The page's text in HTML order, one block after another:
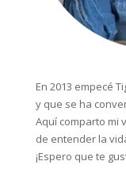
En 2013 empecé
y que se ha
Aquí comparto mi
de entender la
¡Espero que te